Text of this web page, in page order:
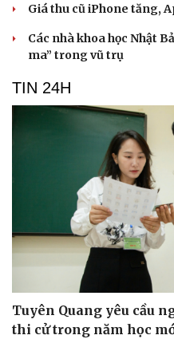
Giá thu cũ iPhone tăng,
Các nhà khoa học Nhật
ma” trong vũ trụ
TIN 24H
Tuyên Quang yêu cầu
thi cử trong năm học